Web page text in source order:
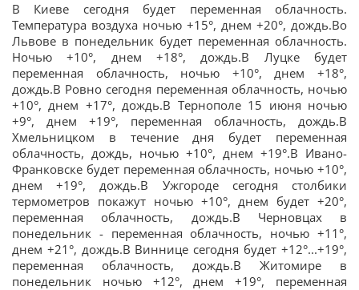
В Киеве сегодня будет переменная облачность.
Температура воздуха ночью +15°, днем +20°, дождь.Во
Львове в понедельник будет переменная облачность.
Ночью +10°, днем +18°, дождь.В Луцке будет
переменная облачность, ночью +10°, днем +18°,
дождь.В Ровно сегодня переменная облачность, ночью
+10°, днем +17°, дождь.В Тернополе 15 июня ночью
+9°, днем +19°, переменная облачность, дождь.В
Хмельницком в течение дня будет переменная
облачность, дождь, ночью +10°, днем +19°.В Ивано-
Франковске будет переменная облачность, ночью +10°,
днем +19°, дождь.В Ужгороде сегодня столбики
термометров покажут ночью +10°, днем будет +20°,
переменная облачность, дождь.В Черновцах в
понедельник - переменная облачность, ночью +11°,
днем +21°, дождь.В Виннице сегодня будет +12°...+19°,
переменная облачность, дождь.В Житомире в
понедельник ночью +12°, днем +19°, переменная